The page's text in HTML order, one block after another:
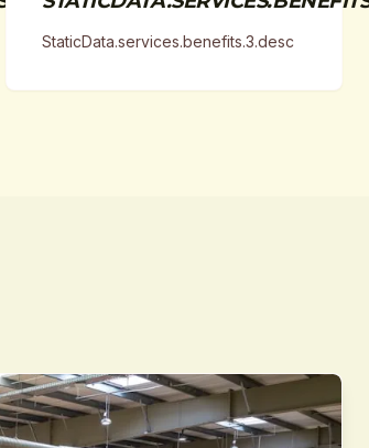
StaticData.services.benefits.3.desc